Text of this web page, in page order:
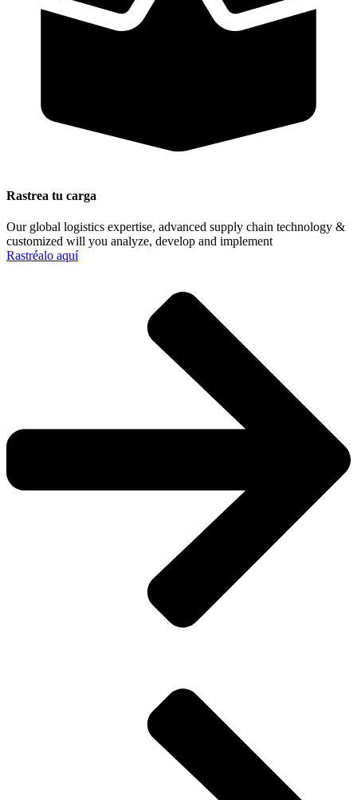
Rastrea tu carga
Our global logistics expertise, advanced supply chain technology &
customized will you analyze, develop and implement
Rastréalo aquí